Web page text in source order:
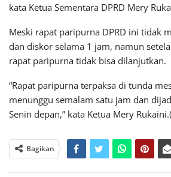
kata Ketua Sementara DPRD Mery
Meski rapat paripurna DPRD ini tidak
dan diskor selama 1 jam, namun
rapat paripurna tidak bisa dilanjutkan.
“Rapat paripurna terpaksa di tunda
menunggu semalam satu jam dan
Senin depan,” kata Ketua Mery
Bagikan